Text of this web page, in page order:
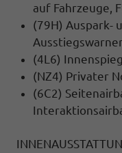
auf Fahrzeuge,
(79H) Auspark-
Ausstiegswarner
(4L6)
(NZ4) Privater
(6C2)